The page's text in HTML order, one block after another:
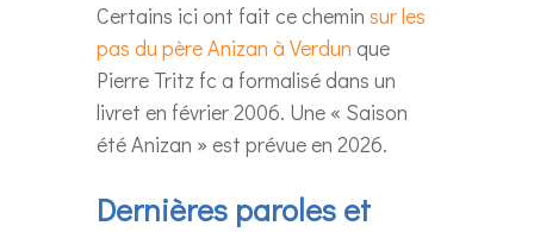
Certains ici ont fait ce chemin sur les
pas du père Anizan à Verdun que
Pierre Tritz fc a formalisé dans un
livret en février 2006. Une « Saison
été Anizan » est prévue en 2026.
Dernières paroles et